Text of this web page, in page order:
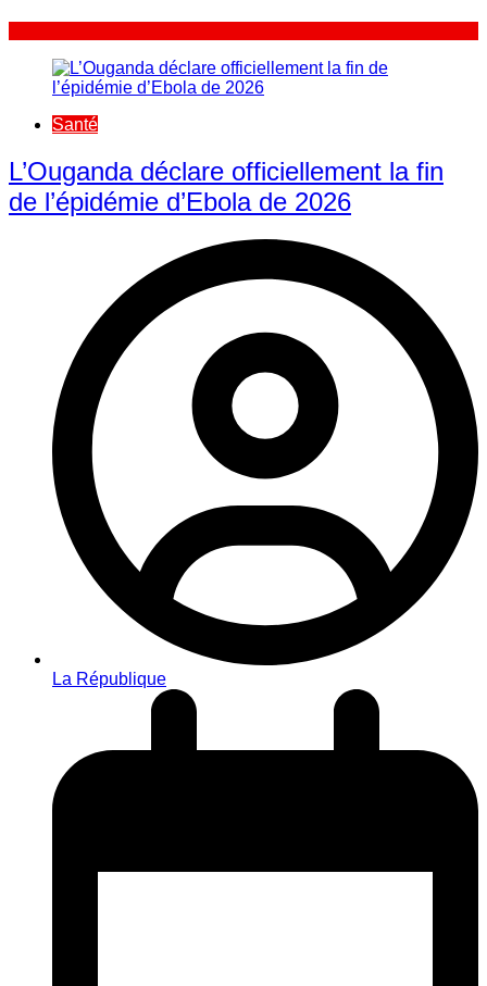
Santé
L’Ouganda déclare officiellement la fin
de l’épidémie d’Ebola de 2026
La République